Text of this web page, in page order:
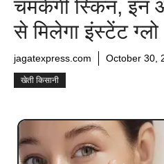
चमकेगी स्किन, इन
से मिलेगा इंस्टेंट ग्लो
jagatexpress.com October 30,
खेती किसानी